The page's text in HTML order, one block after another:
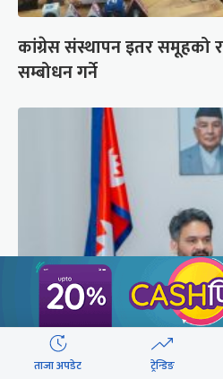
कांग्रेस संस्थापन इतर समूहको
सम्बोधन गर्ने
प्रधानमन्त्री बालेनले ल्याएको
ताजा अपडेट ट्रेन्डिङ